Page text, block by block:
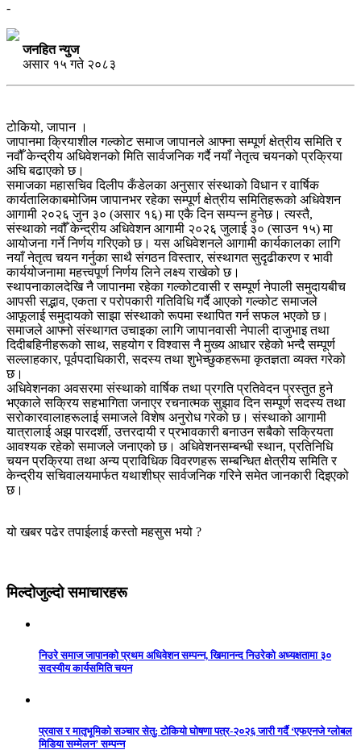
-
जनहित न्युज
असार १५ गते २०८३
टोकियो, जापान ।
जापानमा क्रियाशील गल्कोट समाज जापानले आफ्ना सम्पूर्ण क्षेत्रीय समिति र
नवौँ केन्द्रीय अधिवेशनको मिति सार्वजनिक गर्दै नयाँ नेतृत्व चयनको प्रक्रिया
अघि बढाएको छ।
समाजका महासचिव दिलीप कँडेलका अनुसार संस्थाको विधान र वार्षिक
कार्यतालिकाबमोजिम जापानभर रहेका सम्पूर्ण क्षेत्रीय समितिहरूको अधिवेशन
आगामी २०२६ जुन ३० (असार १६) मा एकै दिन सम्पन्न हुनेछ। त्यस्तै,
संस्थाको नवौँ केन्द्रीय अधिवेशन आगामी २०२६ जुलाई ३० (साउन १५) मा
आयोजना गर्ने निर्णय गरिएको छ। यस अधिवेशनले आगामी कार्यकालका लागि
नयाँ नेतृत्व चयन गर्नुका साथै संगठन विस्तार, संस्थागत सुदृढीकरण र भावी
कार्ययोजनामा महत्त्वपूर्ण निर्णय लिने लक्ष्य राखेको छ।
स्थापनाकालदेखि नै जापानमा रहेका गल्कोटवासी र सम्पूर्ण नेपाली समुदायबीच
आपसी सद्भाव, एकता र परोपकारी गतिविधि गर्दै आएको गल्कोट समाजले
आफूलाई समुदायको साझा संस्थाको रूपमा स्थापित गर्न सफल भएको छ।
समाजले आफ्नो संस्थागत उचाइका लागि जापानवासी नेपाली दाजुभाइ तथा
दिदीबहिनीहरूको साथ, सहयोग र विश्वास नै मुख्य आधार रहेको भन्दै सम्पूर्ण
सल्लाहकार, पूर्वपदाधिकारी, सदस्य तथा शुभेच्छुकहरूमा कृतज्ञता व्यक्त गरेको
छ।
अधिवेशनका अवसरमा संस्थाको वार्षिक तथा प्रगति प्रतिवेदन प्रस्तुत हुने
भएकाले सक्रिय सहभागिता जनाएर रचनात्मक सुझाव दिन सम्पूर्ण सदस्य तथा
सरोकारवालाहरूलाई समाजले विशेष अनुरोध गरेको छ। संस्थाको आगामी
यात्रालाई अझ पारदर्शी, उत्तरदायी र प्रभावकारी बनाउन सबैको सक्रियता
आवश्यक रहेको समाजले जनाएको छ। अधिवेशनसम्बन्धी स्थान, प्रतिनिधि
चयन प्रक्रिया तथा अन्य प्राविधिक विवरणहरू सम्बन्धित क्षेत्रीय समिति र
केन्द्रीय सचिवालयमार्फत यथाशीघ्र सार्वजनिक गरिने समेत जानकारी दिइएको
छ।
यो खबर पढेर तपाईलाई कस्तो महसुस भयो ?
मिल्दोजुल्दो समाचारहरू
निउरे समाज जापानको प्रथम अधिवेशन सम्पन्न, खिमानन्द निउरेको अध्यक्षतामा ३०
सदस्यीय कार्यसमिति चयन
प्रवास र मातृभूमिको सञ्चार सेतु: टोकियो घोषणा पत्र-२०२६ जारी गर्दै ‘एफएनजे ग्लोबल
मिडिया सम्मेलन’ सम्पन्न